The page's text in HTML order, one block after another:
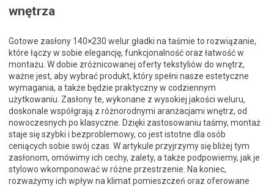
wnętrza
Gotowe zasłony 140×230 welur gładki na taśmie to rozwiązanie,
które łączy w sobie elegancję, funkcjonalność oraz łatwość w
montażu. W dobie zróżnicowanej oferty tekstyliów do wnętrz,
ważne jest, aby wybrać produkt, który spełni nasze estetyczne
wymagania, a także będzie praktyczny w codziennym
użytkowaniu. Zasłony te, wykonane z wysokiej jakości weluru,
doskonale współgrają z różnorodnymi aranżacjami wnętrz, od
nowoczesnych po klasyczne. Dzięki zastosowaniu taśmy, montaż
staje się szybki i bezproblemowy, co jest istotne dla osób
ceniących sobie swój czas. W artykule przyjrzymy się bliżej tym
zasłonom, omówimy ich cechy, zalety, a także podpowiemy, jak je
stylowo wkomponować w różne przestrzenie. Na koniec,
rozważymy ich wpływ na klimat pomieszczeń oraz oferowane